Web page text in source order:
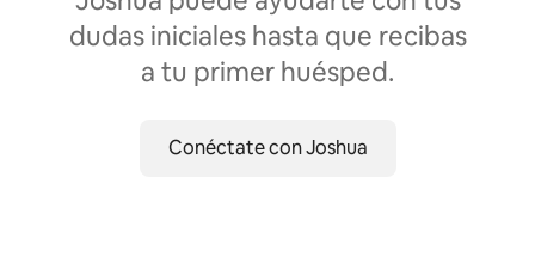
dudas iniciales hasta que recibas
a tu primer huésped.
Conéctate con Joshua